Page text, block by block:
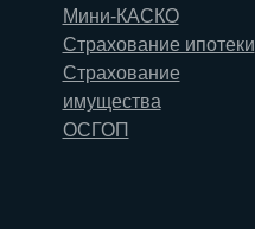
Мини-КАСКО
Страхование ипотеки
Страхование
имущества
ОСГОП